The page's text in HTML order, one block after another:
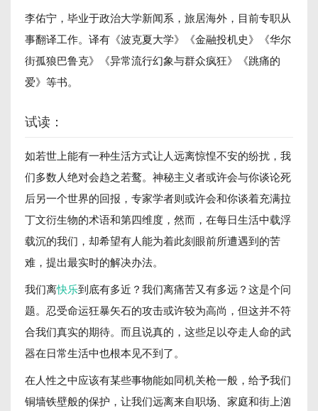
李佑宁，毕业于政治大学新闻系，旅居海外，目前专职从
事翻译工作。译有《波克夏大学》《金融投机史》《华尔
街孤狼巴鲁克》《异常流行幻象与群众疯狂》《跳痛的
爱》等书。
试读：
如若世上能有一种生活方式让人远离惊惶不安的纷扰，我
们多数人绝对会趋之若鹜。神秘主义者或许会与你谈论死
后另一个世界的回报，专家学者则或许会和你谈着充满拉
丁文衍生物的术语和第四维度，然而，在每日生活中载浮
载沉的我们，却希望有人能为着此刻眼前所遭遇到的苦
难，提出最实时的解决办法。
我们离快乐到底有多近？我们离痛苦又有多远？这是个问
题。忍受命运狂暴矢石的攻击或许较为高尚，但这并不符
合我们真实的期待。而且说真的，这些足以夺走人命的武
器在日常生活中也根本见不到了。
在人性之中应该有某些事物能如同机关枪一般，给予我们
铜墙铁壁般的保护，让我们远离来自职场、家庭和街上汹